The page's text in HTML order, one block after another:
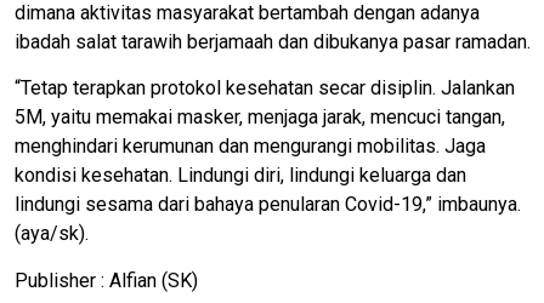
dimana aktivitas masyarakat bertambah dengan adanya
ibadah salat tarawih berjamaah dan dibukanya pasar ramadan.
“Tetap terapkan protokol kesehatan secar disiplin. Jalankan
5M, yaitu memakai masker, menjaga jarak, mencuci tangan,
menghindari kerumunan dan mengurangi mobilitas. Jaga
kondisi kesehatan. Lindungi diri, lindungi keluarga dan
lindungi sesama dari bahaya penularan Covid-19,” imbaunya.
(aya/sk).
Publisher : Alfian (SK)